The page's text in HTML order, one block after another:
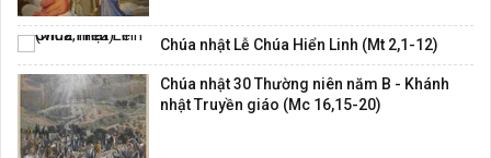
Chúa nhật Lễ Chúa Hiển Linh (Mt 2,1-12)
Chúa nhật 30 Thường niên năm B - Khánh
nhật Truyền giáo (Mc 16,15-20)